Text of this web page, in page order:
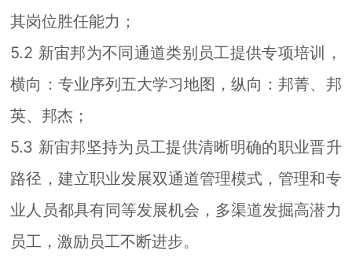
其岗位胜任能力；
5.2 新宙邦为不同通道类别员工提供专项培训，
横向：专业序列五大学习地图，纵向：邦菁、邦
英、邦杰；
5.3 新宙邦坚持为员工提供清晰明确的职业晋升
路径，建立职业发展双通道管理模式，管理和专
业人员都具有同等发展机会，多渠道发掘高潜力
员工，激励员工不断进步。